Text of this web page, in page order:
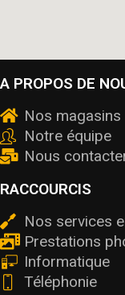
A PROPOS DE
Nos magasins
Notre équipe
Nous
RACCOURCIS
Nos services
Prestations
Informatique
Téléphonie